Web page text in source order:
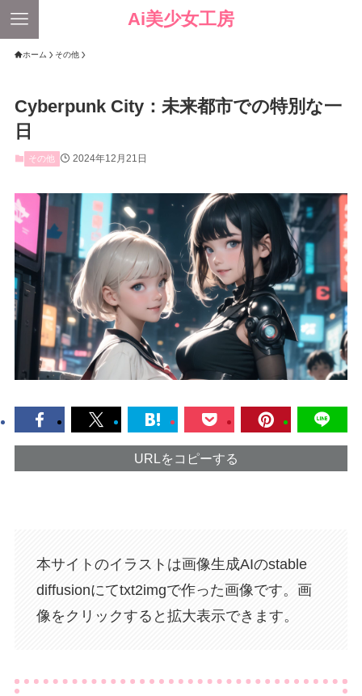
Ai美少女工房
ホーム その他
Cyberpunk City：未来都市での特別な一
日
その他 2024年12月21日
URLをコピーする
本サイトのイラストは画像生成AIのstable
diffusionにてtxt2imgで作った画像です。画
像をクリックすると拡大表示できます。